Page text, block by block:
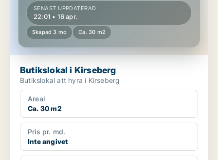
SENAST UPPDATERAD
22:01 • 16 apr.
Skapad 3 mo Ca. 30 m2
Butikslokal i Kirseberg
Butikslokal att hyra i Kirseberg
Areal
Ca. 30 m2
Pris pr. md.
Inte angivet